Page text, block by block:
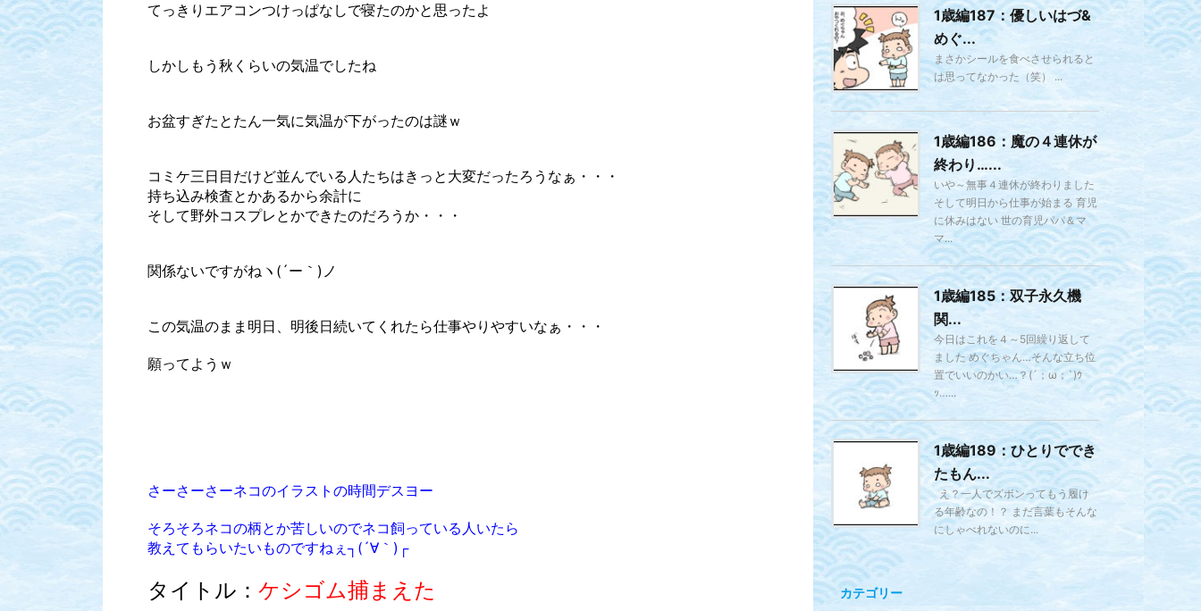
てっきりエアコンつけっぱなしで寝たのかと思ったよ
しかしもう秋くらいの気温でしたね
お盆すぎたとたん一気に気温が下がったのは謎ｗ
コミケ三日目だけど並んでいる人たちはきっと大変だったろうなぁ・・・
持ち込み検査とかあるから余計に
そして野外コスプレとかできたのだろうか・・・
関係ないですがねヽ(´ー｀)ノ
この気温のまま明日、明後日続いてくれたら仕事やりやすいなぁ・・・
願ってようｗ
さーさーさーネコのイラストの時間デスヨー
そろそろネコの柄とか苦しいのでネコ飼っている人いたら
教えてもらいたいものですねぇ┐(´∀｀)┌
タイトル： ケシゴム捕まえた
1歳編187：優しいはづ&
めぐ...
まさかシールを食べさせられると
は思ってなかった（笑） ...
1歳編186：魔の４連休が
終わり…...
いや～無事４連休が終わりました
そして明日から仕事が始まる 育児
に休みはない 世の育児パパ＆マ
マ...
1歳編185：双子永久機
関...
今日はこれを４～5回繰り返して
ました めぐちゃん…そんな立ち位
置でいいのかい…？(´；ω；`)ｳ
ｯ…...
1歳編189：ひとりででき
たもん...
え？一人でズボンってもう履け
る年齢なの！？ まだ言葉もそんな
にしゃべれないのに...
カテゴリー